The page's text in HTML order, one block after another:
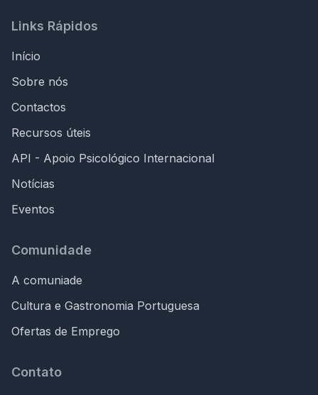
Links Rápidos
Início
Sobre nós
Contactos
Recursos úteis
API - Apoio Psicológico Internacional
Notícias
Eventos
Comunidade
A comuniade
Cultura e Gastronomia Portuguesa
Ofertas de Emprego
Contato